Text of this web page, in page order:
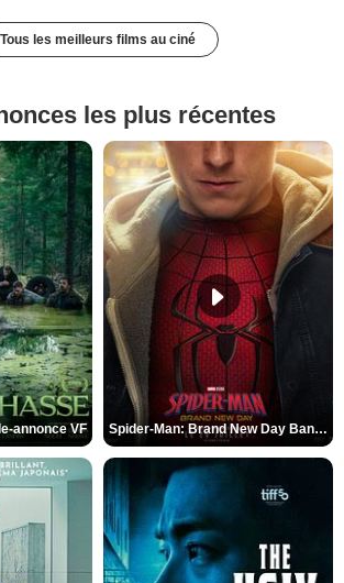
Tous les meilleurs films au ciné
les plus récentes
annonce VF Spider-Man: Brand New Day Bande-annonce (3) VO STFR